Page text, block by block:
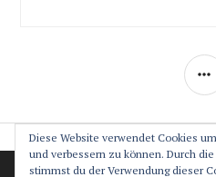
Diese Website verwendet Cookies
und verbessern zu können. Durch
stimmst du der Verwendung dieser